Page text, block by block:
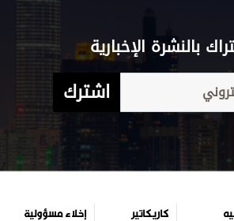
بالنشرة الإخبارية
اشترك
كاريكاتير
إخلاء مسؤولية